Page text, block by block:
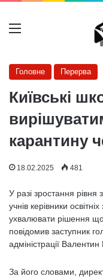
Меню
Головне Перерва
Київські
карантину
18.02.2025 481
У разі зростання рівня
учнів керівники
ухвалювати рішення
повідомив заступник
адміністрації
За його словами,